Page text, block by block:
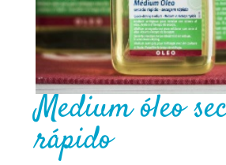
Medium óleo
rápido